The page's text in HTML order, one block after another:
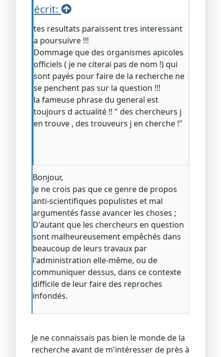
écrit:
tes resultats paraissent tres interessant
a poursuivre !!!
Dommage que des organismes apicoles
officiels ( je ne citerai pas de nom !) qui
sont payés pour faire de la recherche ne
se penchent pas sur la question !!!
la fameuse phrase du general est
toujours d actualité !! " des chercheurs j
en trouve , des trouveurs j en cherche !"
Bonjour,
Je ne crois pas que ce genre de propos
anti-scientifiques populistes et mal
argumentés fasse avancer les choses ;
D'autant que les chercheurs en question
sont malheureusement empêchés dans
beaucoup de leurs travaux par
l'administration elle-même, ou de
communiquer dessus, dans ce contexte
difficile de leur faire des reproches
infondés.
Je ne connaissais pas bien le monde de la
recherche avant de m'intéresser de près à